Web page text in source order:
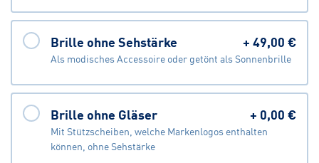
Brille ohne Sehstärke +49,00 €
Als modisches Accessoire oder getönt als Sonnenbrille
Brille ohne Gläser + 0,00 €
Mit Stützscheiben, welche Markenlogos enthalten
können, ohne Sehstärke